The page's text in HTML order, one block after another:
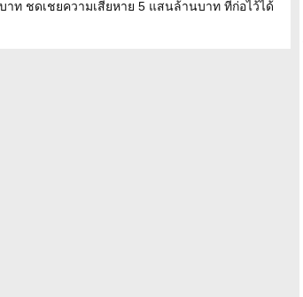
าท ชดเชยความเสียหาย 5 แสนล้านบาท ที่ก่อไว้ได้